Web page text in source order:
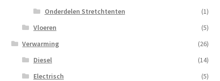
Onderdelen Stretchtenten
(1)
Vloeren
(5)
Verwarming
(26)
Diesel
(14)
Electrisch
(5)